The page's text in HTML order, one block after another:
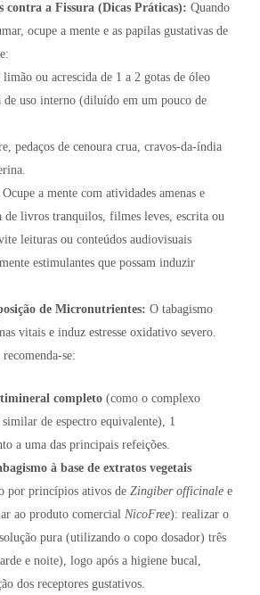
contra a Fissura (Dicas Práticas): Quando
ocupe a mente e as papilas gustativas de
ou acrescida de 1 a 2 gotas de óleo
de uso interno (diluído em um pouco de
pedaços de cenoura crua, cravos-da-índia
Ocupe a mente com atividades amenas e
de livros tranquilos, filmes leves, escrita ou
leituras ou conteúdos audiovisuais
estimulantes que possam induzir
de Micronutrientes: O tabagismo
vitais e induz estresse oxidativo severo
se:
completo (como o complexo
similar de espectro equivalente), 1
a uma das principais refeições.
à base de extratos vegetais
por princípios ativos de Zingiber officinale e
ao produto comercial NicoFree): realizar o
pura (utilizando o copo dosador) três
e noite), logo após a higiene bucal,
dos receptores gustativos.